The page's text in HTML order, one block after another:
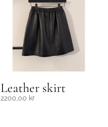
Leather skirt
2200,00 kr